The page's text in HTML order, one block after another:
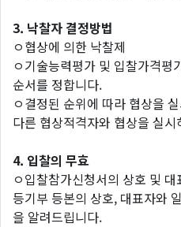
3. 낙찰자 결정방법
ㅇ협상에 의한 낙찰제
ㅇ기술능력평가 및 입찰가격
순서를 정합니다.
ㅇ결정된 순위에 따라 협상을
다른 협상적격자와 협상을 실
4. 입찰의 무효
ㅇ입찰참가신청서의 상호 및
등기부 등본의 상호, 대표자와
을 알려드립니다.